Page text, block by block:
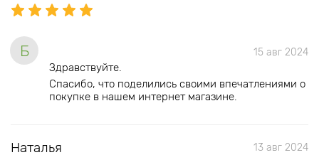
Б 15 авг 2024
Здравствуйте.
Спасибо, что поделились своими впечатлениями о
покупке в нашем интернет магазине.
Наталья 13 авг 2024